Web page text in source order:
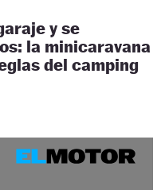
y se
la minicaravana
del camping